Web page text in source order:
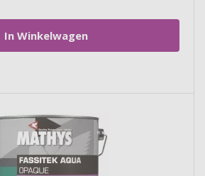
In Winkelwagen